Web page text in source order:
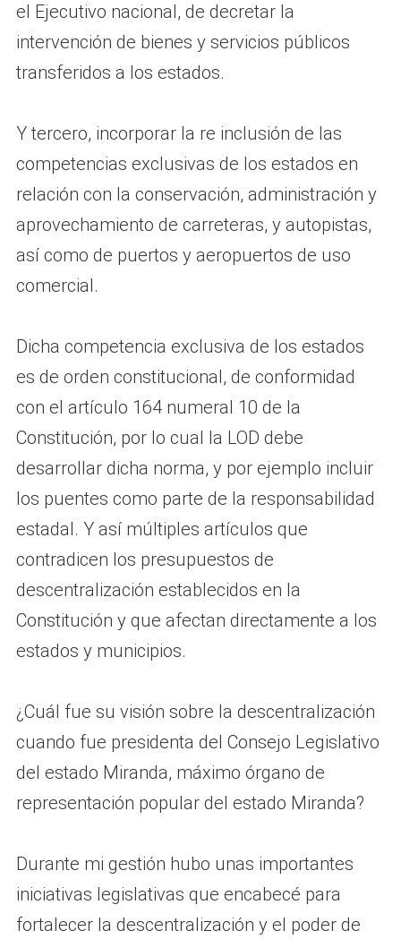
el Ejecutivo nacional, de decretar la
intervención de bienes y servicios públicos
transferidos a los estados.
Y tercero, incorporar la re inclusión de las
competencias exclusivas de los estados en
relación con la conservación, administración y
aprovechamiento de carreteras, y autopistas,
así como de puertos y aeropuertos de uso
comercial.
Dicha competencia exclusiva de los estados
es de orden constitucional, de conformidad
con el artículo 164 numeral 10 de la
Constitución, por lo cual la LOD debe
desarrollar dicha norma, y por ejemplo incluir
los puentes como parte de la responsabilidad
estadal. Y así múltiples artículos que
contradicen los presupuestos de
descentralización establecidos en la
Constitución y que afectan directamente a los
estados y municipios.
¿Cuál fue su visión sobre la descentralización
cuando fue presidenta del Consejo Legislativo
del estado Miranda, máximo órgano de
representación popular del estado Miranda?
Durante mi gestión hubo unas importantes
iniciativas legislativas que encabecé para
fortalecer la descentralización y el poder de